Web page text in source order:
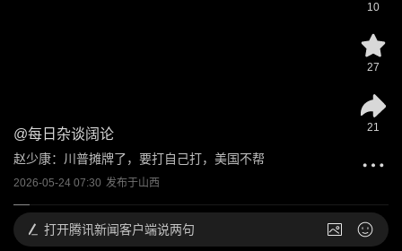
@每日杂谈阔论
赵少康：川普摊牌了，要打自己打，美国不帮
2026-05-24 07:30 发布于山西
10
27
21
打开腾讯新闻客户端说两句